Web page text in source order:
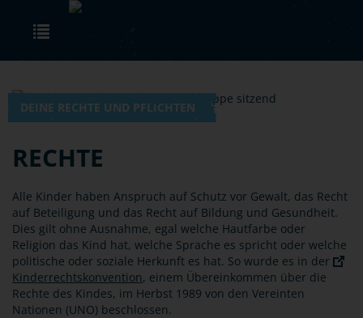
Skip to main content
DEINE RECHTE UND PFLICHTEN
RECHTE
Alle Kinder haben Anspruch auf Schutz vor Gewalt, das Recht
auf Beteiligung und das Recht auf Bildung und Gesundheit.
Dies gilt ohne Ausnahme, egal welche Hautfarbe oder
Religion das Kind hat, welche Sprache es spricht oder welche
politische oder soziale Herkunft es hat. So wurde es in der
Kinderrechtskonvention, einem Übereinkommen über die
Rechte des Kindes, im Herbst 1989 von den Vereinten
Nationen (UNO) beschlossen.